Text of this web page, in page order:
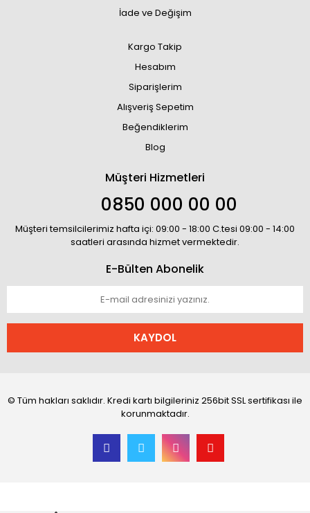
İade ve Değişim
Kargo Takip
Hesabım
Siparişlerim
Alışveriş Sepetim
Beğendiklerim
Blog
Müşteri Hizmetleri
0850 000 00 00
Müşteri temsilcilerimiz hafta içi: 09:00 - 18:00 C.tesi 09:00 - 14:00
saatleri arasında hizmet vermektedir.
E-Bülten Abonelik
KAYDOL
© Tüm hakları saklıdır. Kredi kartı bilgileriniz 256bit SSL sertifikası ile
korunmaktadır.